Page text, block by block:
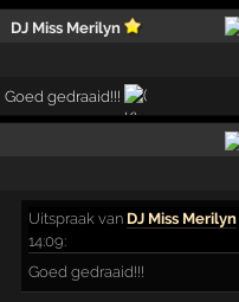
DJ Miss Merilyn
Goed gedraaid!!!
Uitspraak van DJ Miss Merilyn
14:09:
Goed gedraaid!!!